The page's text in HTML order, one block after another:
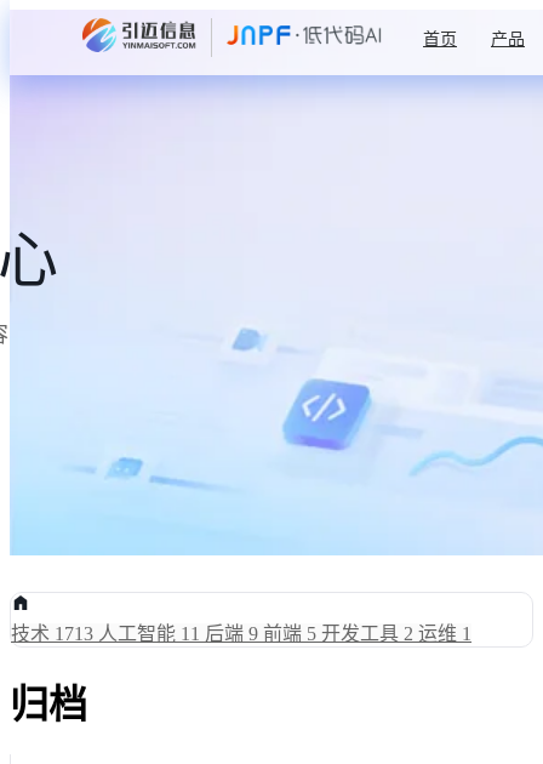
首页 产品
技术 1713 人工智能 11 后端 9 前端 5 开发工具 2 运维 1
归档